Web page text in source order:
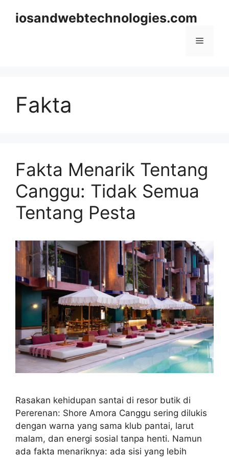
iosandwebtechnologies.com
Menu
Fakta
Fakta Menarik Tentang
Canggu: Tidak Semua
Tentang Pesta
Rasakan kehidupan santai di resor butik di
Pererenan: Shore Amora Canggu sering dilukis
dengan warna yang sama klub pantai, larut
malam, dan energi sosial tanpa henti. Namun
ada fakta menariknya: ada sisi yang lebih